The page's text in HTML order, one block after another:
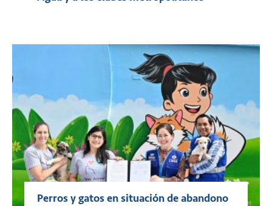
Perros y gatos en situación de abandono